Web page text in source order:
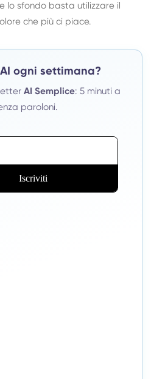
lo sfondo basta utilizzare il
che più ci piace.
ogni settimana?
AI Semplice: 5 minuti a
paroloni.